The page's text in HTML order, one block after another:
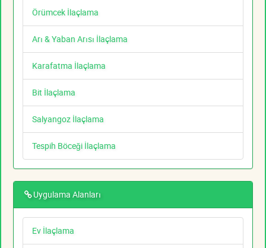
Örümcek İlaçlama
Arı & Yaban Arısı İlaçlama
Karafatma İlaçlama
Bit İlaçlama
Salyangoz İlaçlama
Tespih Böceği İlaçlama
Uygulama Alanları
Ev İlaçlama